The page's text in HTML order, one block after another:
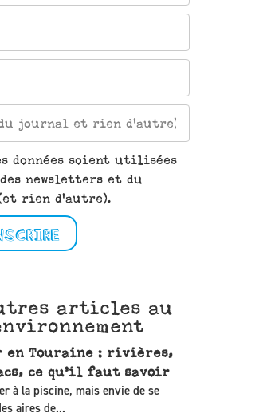
données soient utilisées
newsletters et du
rien d'autre).
articles au
en Touraine : rivières,
ce qu’il faut savoir
à la piscine, mais envie de se
aires de...